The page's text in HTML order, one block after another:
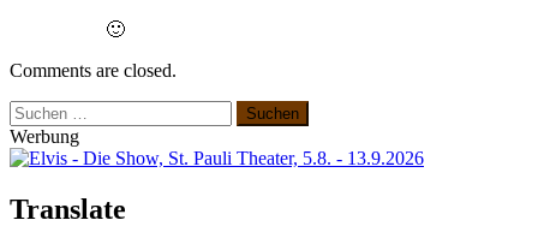
🙂
Comments are closed.
Suchen
nach:
Werbung
Translate